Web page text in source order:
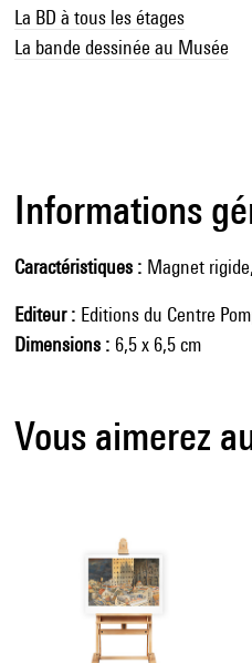
La BD à tous les étages
La bande dessinée au Musée
Informations
Caractéristiques Magnet
Editeur
Editions du Centre
Dimensions
6,5 x 6,5 cm
Vous aimerez